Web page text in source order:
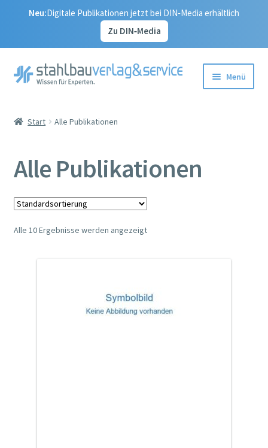
Neu:Digitale Publikationen jetzt bei DIN‑Media erhältlich
Zu DIN‑Media
Zur
Navigation
Zum
Inhalt
Menü
Alle Publikationen
Unser Service
Korrekturseiten – Aktualisierungen
Start Alle Publikationen
Alle Publikationen
Alle 10 Ergebnisse werden angezeigt